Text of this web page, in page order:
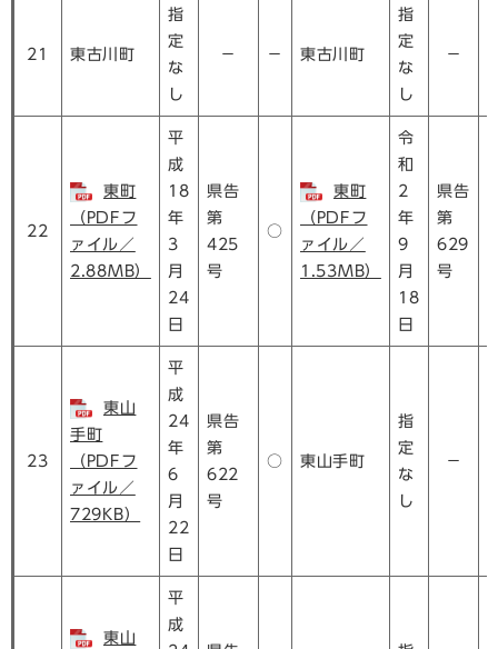
21 東古川町
指
定
な
し
－ － 東古川町
指
定
な
し
－
22
東町
（PDFフ
ァイル／
2.88MB）
平
成
18
年
3
月
24
日
県告
第
425
号
○
東町
（PDFフ
ァイル／
1.53MB）
令
和
2
年
9
月
18
日
県告
第
629
号
23
東山
手町
（PDFフ
ァイル／
729KB）
平
成
24
年
6
月
22
日
県告
第
622
号
○ 東山手町
指
定
な
し
－
東山
平
成